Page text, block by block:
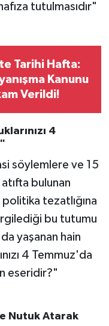
tutulmasıdır"
Tarihi Hafta:
Kanunu
Verildi!
4
söylemlere ve 15
bulunan
politika tezatlığına
bu tutumu
yaşanan hain
4 Temmuz'da
eseridir?"
Nutuk Atarak